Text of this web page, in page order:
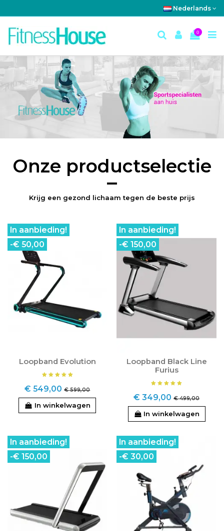
Nederlands
0
Onze productselectie
Krijg een gezond lichaam tegen de beste prijs
In aanbieding!
-€ 50,00
Loopband Evolution
€ 549,00 € 599,00
In winkelwagen
In aanbieding!
-€ 150,00
Loopband Black Line
Furius
€ 349,00 € 499,00
In winkelwagen
In aanbieding!
-€ 150,00
In aanbieding!
-€ 30,00